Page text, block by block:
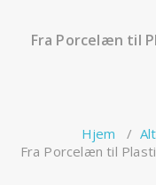
Fra Porcelæn til
Hjem /
Fra Porcelæn til